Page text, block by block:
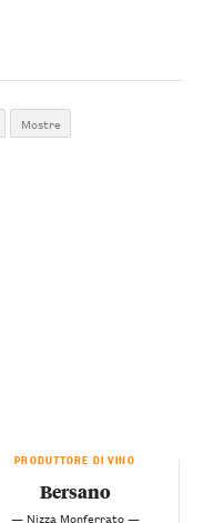
Mostre
PRODUTTORE DI VINO
Bersano
— Nizza Monferrato —